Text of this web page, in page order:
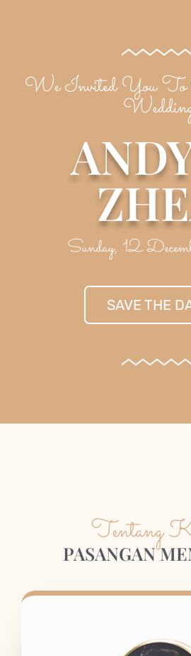
We Invited You To
Sunday, 12
SAVE THE
Tentang
PASANGAN